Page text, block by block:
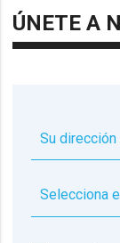
ÚNETE A